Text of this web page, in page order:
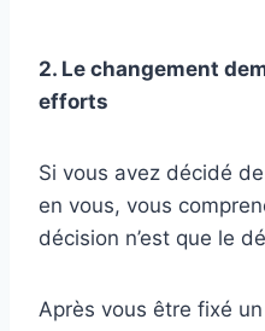
2. Le changement
efforts
Si vous avez décidé
en vous, vous
décision n’est que le
Après vous être fixé